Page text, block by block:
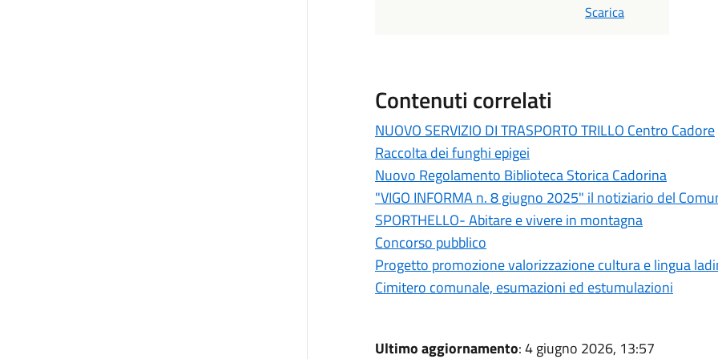
Scarica
Contenuti correlati
NUOVO SERVIZIO DI TRASPORTO TRILLO Centro Cadore
Raccolta dei funghi epigei
Nuovo Regolamento Biblioteca Storica Cadorina
"VIGO INFORMA n. 8 giugno 2025" il notiziario del
SPORTHELLO- Abitare e vivere in montagna
Concorso pubblico
Progetto promozione valorizzazione cultura e lingua
Cimitero comunale, esumazioni ed estumulazioni
Ultimo aggiornamento: 4 giugno 2026, 13:57